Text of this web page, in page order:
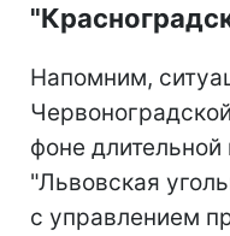
Напомним,
фоне
"Львовская
с управлением